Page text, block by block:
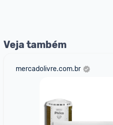
Veja também
mercadolivre.com.br